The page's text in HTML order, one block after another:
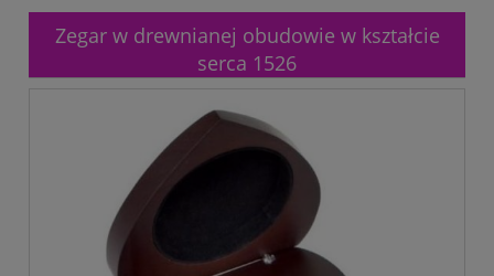
Zegar w drewnianej obudowie w kształcie
serca 1526